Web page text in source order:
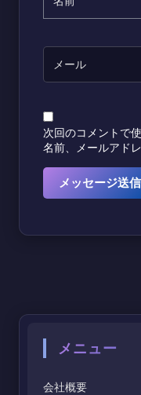
次回のコメントで
名前、メールアド
メニュー
会社概要